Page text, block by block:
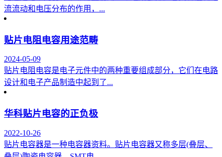
流流动和电压分布的作用，...
贴片电阻电容用途范畴
2024-05-09
贴片电阻电容是电子元件中的两种重要组成部分，它们在电路
设计和电子产品制造中起到了...
华科贴片电容的正负极
2022-10-26
贴片电容器是一种电容器资料。贴片电容器又称多层(叠层、